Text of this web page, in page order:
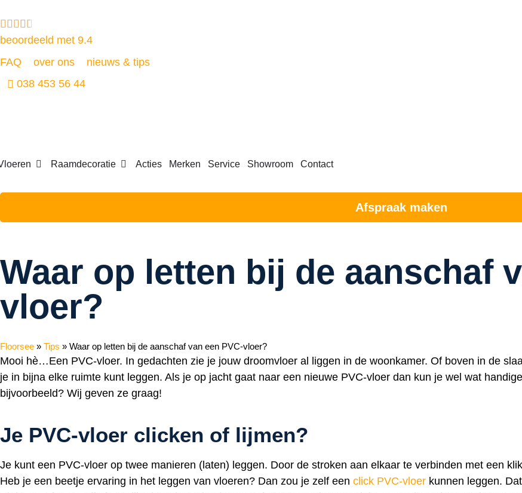
    
beoordeeld met 9.4
FAQ
over ons
nieuws & tips
038 453 56 44
Raamdecoratie Acties Merken Service Showroom Contact
Afspraak maken
Waar op letten bij de aanschaf
vloer?
Floorsee » Tips » Waar op letten bij de aanschaf van een PVC-vloer?
Mooi hè…Een PVC-vloer. In gedachten zie je jouw droomvloer al liggen in de woonkamer. Of boven in de
je in bijna elke ruimte kunt leggen. Als je op jacht gaat naar een nieuwe PVC-vloer dan kun je wel wat
bijvoorbeeld? Wij geven ze graag!
Je PVC-vloer clicken of lijmen?
Je kunt een PVC-vloer op twee manieren (laten) leggen. Door de stroken aan elkaar te verbinden met een
Heb je een beetje ervaring in het leggen van vloeren? Dan zou je zelf een click PVC-vloer kunnen leggen.